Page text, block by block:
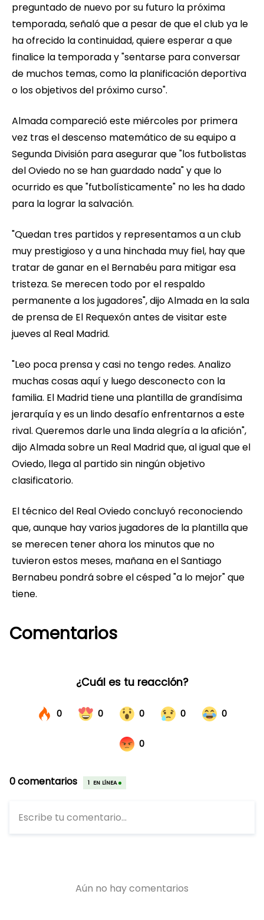
preguntado de nuevo por su futuro la próxima
temporada, señaló que a pesar de que el club ya le
ha ofrecido la continuidad, quiere esperar a que
finalice la temporada y "sentarse para conversar
de muchos temas, como la planificación deportiva
o los objetivos del próximo curso".
Almada compareció este miércoles por primera
vez tras el descenso matemático de su equipo a
Segunda División para asegurar que "los futbolistas
del Oviedo no se han guardado nada" y que lo
ocurrido es que "futbolísticamente" no les ha dado
para la lograr la salvación.
"Quedan tres partidos y representamos a un club
muy prestigioso y a una hinchada muy fiel, hay que
tratar de ganar en el Bernabéu para mitigar esa
tristeza. Se merecen todo por el respaldo
permanente a los jugadores", dijo Almada en la sala
de prensa de El Requexón antes de visitar este
jueves al Real Madrid.
"Leo poca prensa y casi no tengo redes. Analizo
muchas cosas aquí y luego desconecto con la
familia. El Madrid tiene una plantilla de grandísima
jerarquía y es un lindo desafío enfrentarnos a este
rival. Queremos darle una linda alegría a la afición",
dijo Almada sobre un Real Madrid que, al igual que el
Oviedo, llega al partido sin ningún objetivo
clasificatorio.
El técnico del Real Oviedo concluyó reconociendo
que, aunque hay varios jugadores de la plantilla que
se merecen tener ahora los minutos que no
tuvieron estos meses, mañana en el Santiago
Bernabeu pondrá sobre el césped "a lo mejor" que
tiene.
Comentarios